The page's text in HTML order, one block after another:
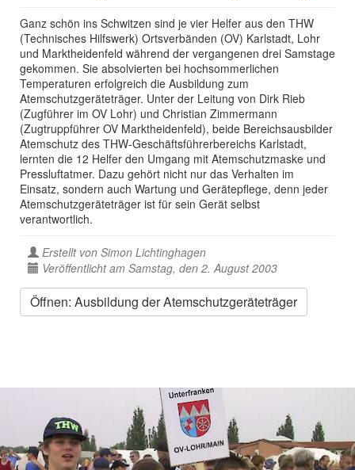
Ganz schön ins Schwitzen sind je vier Helfer aus den THW
(Technisches Hilfswerk) Ortsverbänden (OV) Karlstadt, Lohr
und Marktheidenfeld während der vergangenen drei Samstage
gekommen. Sie absolvierten bei hochsommerlichen
Temperaturen erfolgreich die Ausbildung zum
Atemschutzgeräteträger. Unter der Leitung von Dirk Rieb
(Zugführer im OV Lohr) und Christian Zimmermann
(Zugtruppführer OV Marktheidenfeld), beide Bereichsausbilder
Atemschutz des THW-Geschäftsführerbereichs Karlstadt,
lernten die 12 Helfer den Umgang mit Atemschutzmaske und
Pressluftatmer. Dazu gehört nicht nur das Verhalten im
Einsatz, sondern auch Wartung und Gerätepflege, denn jeder
Atemschutzgeräteträger ist für sein Gerät selbst
verantwortlich.
Erstellt von Simon Lichtinghagen
Veröffentlicht am Samstag, den 2. August 2003
Öffnen: Ausbildung der Atemschutzgeräteträger